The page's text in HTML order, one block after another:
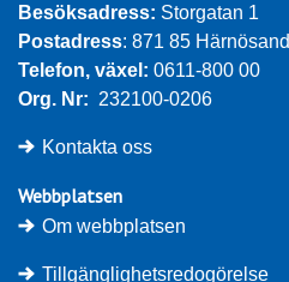
Besöksadress: Storgatan 1
Postadress: 871 85 Härnösand
Telefon, växel: 0611-800 00
Org. Nr: 232100-0206
Kontakta oss
Webbplatsen
Om webbplatsen
Tillgänglighetsredogörelse